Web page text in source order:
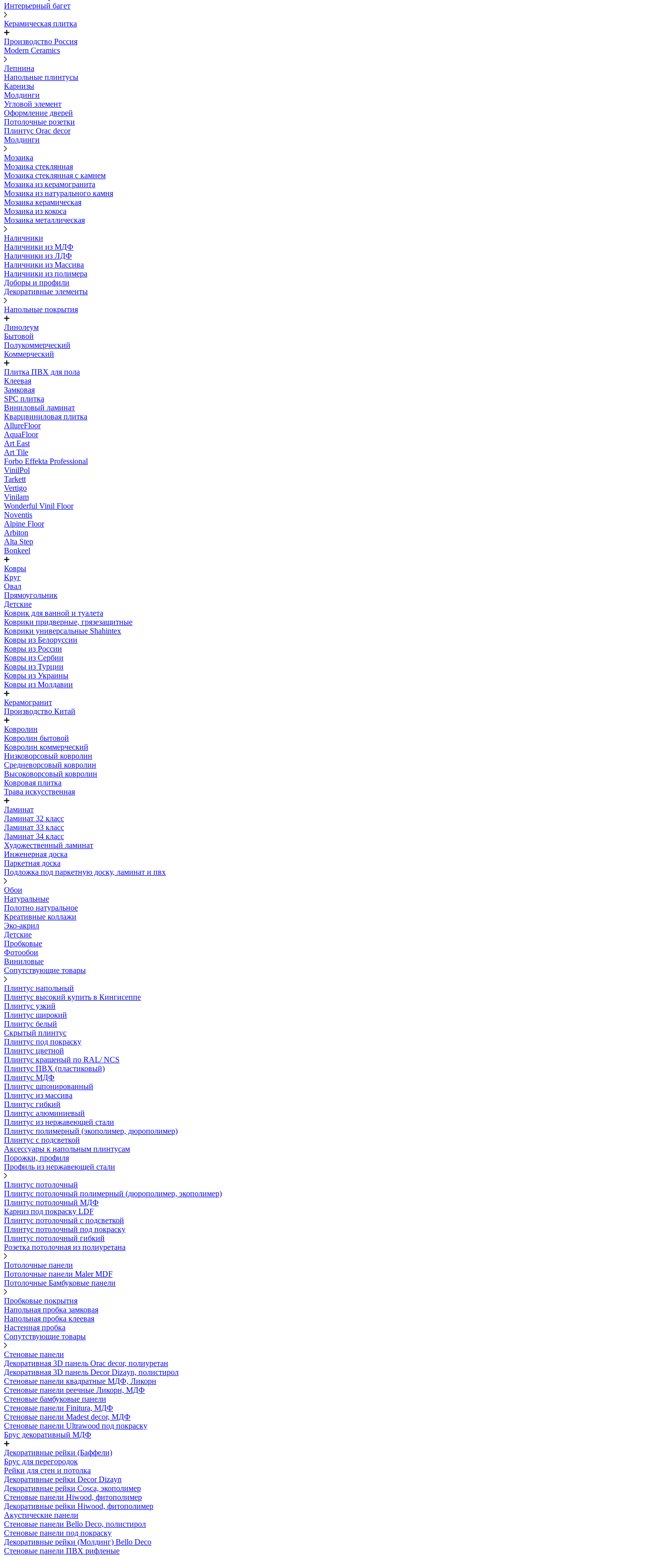
Интерьерный багет
Керамическая плитка
Производство Россия
Modern Ceramics
Лепнина
Напольные плинтусы
Карнизы
Молдинги
Угловой элемент
Оформление дверей
Потолочные розетки
Плинтус Orac decor
Молдинги
Мозаика
Мозаика стеклянная
Мозаика стеклянная с камнем
Мозаика из керамогранита
Мозаика из натурального камня
Мозаика керамическая
Мозаика из кокоса
Мозаика металлическая
Наличники
Наличники из МДФ
Наличники из ЛДФ
Наличники из Массива
Наличники из полимера
Доборы и профили
Декоративные элементы
Напольные покрытия
Линолеум
Бытовой
Полукоммерческий
Коммерческий
Плитка ПВХ для пола
Клеевая
Замковая
SPC плитка
Виниловый ламинат
Кварцвиниловая плитка
AllureFloor
AquaFloor
Art East
Art Tile
Forbo Effekta Professional
VinilPol
Tarkett
Vertigo
Vinilam
Wonderful Vinil Floor
Noventis
Alpine Floor
Arbiton
Alta Step
Bonkeel
Ковры
Круг
Овал
Прямоугольник
Детские
Коврик для ванной и туалета
Коврики придверные, грязезащитные
Коврики универсальные Shahintex
Ковры из Белоруссии
Ковры из России
Ковры из Сербии
Ковры из Турции
Ковры из Украины
Ковры из Молдавии
Керамогранит
Производство Китай
Ковролин
Ковролин бытовой
Ковролин коммерческий
Низковорсовый ковролин
Средневорсовый ковролин
Высоковорсовый ковролин
Ковровая плитка
Трава искусственная
Ламинат
Ламинат 32 класс
Ламинат 33 класс
Ламинат 34 класс
Художественный ламинат
Инженерная доска
Паркетная доска
Подложка под паркетную доску, ламинат и пвх
Обои
Натуральные
Полотно натуральное
Креативные коллажи
Эко-акрил
Детские
Пробковые
Фотообои
Виниловые
Сопутствующие товары
Плинтус напольный
Плинтус высокий купить в Кингисеппе
Плинтус узкий
Плинтус широкий
Плинтус белый
Скрытый плинтус
Плинтус под покраску
Плинтус цветной
Плинтус крашеный по RAL/ NCS
Плинтус ПВХ (пластиковый)
Плинтус МДФ
Плинтус шпонированный
Плинтус из массива
Плинтус гибкий
Плинтус алюминиевый
Плинтус из нержавеющей стали
Плинтус полимерный (экополимер, дюрополимер)
Плинтус с подсветкой
Аксессуары к напольным плинтусам
Порожки, профиля
Профиль из нержавеющей стали
Плинтус потолочный
Плинтус потолочный полимерный (дюрополимер, экополимер)
Плинтус потолочный МДФ
Карниз под покраску LDF
Плинтус потолочный с подсветкой
Плинтус потолочный под покраску
Плинтус потолочный гибкий
Розетка потолочная из полиуретана
Потолочные панели
Потолочные панели Maler MDF
Потолочные Бамбуковые панели
Пробковые покрытия
Напольная пробка замковая
Напольная пробка клеевая
Настенная пробка
Сопутствующие товары
Стеновые панели
Декоративная 3D панель Orac decor, полиуретан
Декоративная 3D панель Decor Dizayn, полистирол
Стеновые панели квадратные МДФ, Ликорн
Стеновые панели реечные Ликорн, МДФ
Стеновые бамбуковые панели
Стеновые панели Finitura, МДФ
Стеновые панели Madest decor, МДФ
Стеновые панели Ultrawood под покраску
Брус декоративный МДФ
Декоративные рейки (Баффели)
Брус для перегородок
Рейки для стен и потолка
Декоративные рейки Decor Dizayn
Декоративные рейки Cosca, экополимер
Стеновые панели Hiwood, фитополимер
Декоративные рейки Hiwood, фитополимер
Акустические панели
Стеновые панели Bello Deco, полистирол
Стеновые панели под покраску
Декоративные рейки (Молдинг) Bello Deco
Стеновые панели ПВХ рифленые